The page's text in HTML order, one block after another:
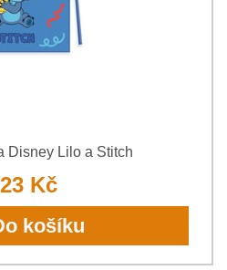
Disney Lilo a Stitch
Kč
košíku